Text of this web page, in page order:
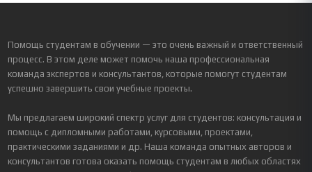
Помощь студентам в обучении — это очень важный и ответственный
процесс. В этом деле может помочь наша профессиональная
команда экспертов и консультантов, которые помогут студентам
успешно завершить свои учебные проекты.
Мы предлагаем широкий спектр услуг для студентов: консультация и
помощь с дипломными работами, курсовыми, проектами,
практическими заданиями и др. Наша команда опытных авторов и
консультантов готова оказать помощь студентам в любых областях